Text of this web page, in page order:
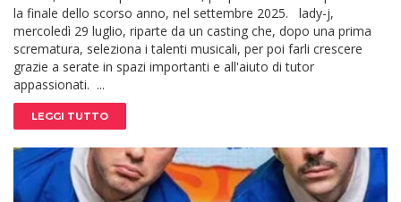
la finale dello scorso anno, nel settembre 2025. lady-j,
mercoledì 29 luglio, riparte da un casting che, dopo una prima
scrematura, seleziona i talenti musicali, per poi farli crescere
grazie a serate in spazi importanti e all'aiuto di tutor
appassionati. ...
LEGGI TUTTO